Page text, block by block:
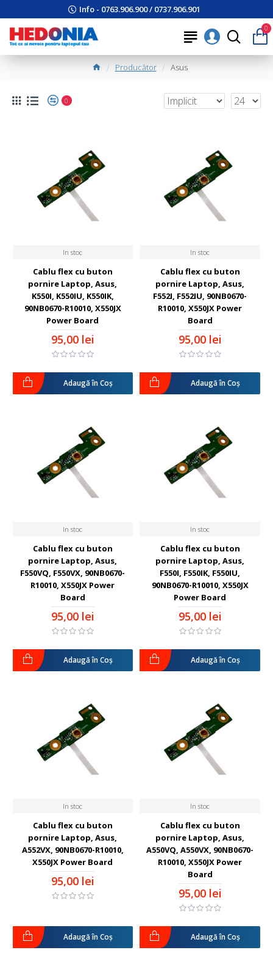
Info - 0763.906.900 / 0737.906.901
0
Producător Asus
0
In stoc
Cablu flex cu buton
pornire Laptop, Asus,
K550I, K550IU, K550IK,
90NB0670-R10010, X550JX
Power Board
95,00 lei
Adaugă în Coş
In stoc
Cablu flex cu buton
pornire Laptop, Asus,
F552I, F552IU, 90NB0670-
R10010, X550JX Power
Board
95,00 lei
Adaugă în Coş
In stoc
Cablu flex cu buton
pornire Laptop, Asus,
F550VQ, F550VX, 90NB0670-
R10010, X550JX Power
Board
95,00 lei
Adaugă în Coş
In stoc
Cablu flex cu buton
pornire Laptop, Asus,
F550I, F550IK, F550IU,
90NB0670-R10010, X550JX
Power Board
95,00 lei
Adaugă în Coş
In stoc
Cablu flex cu buton
pornire Laptop, Asus,
A552VX, 90NB0670-R10010,
X550JX Power Board
95,00 lei
Adaugă în Coş
In stoc
Cablu flex cu buton
pornire Laptop, Asus,
A550VQ, A550VX, 90NB0670-
R10010, X550JX Power
Board
95,00 lei
Adaugă în Coş